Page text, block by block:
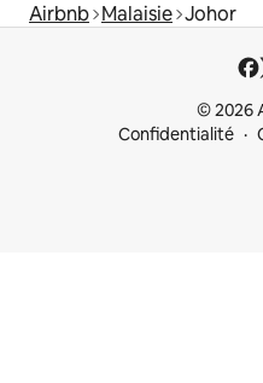
Airbnb Malaisie Johor
© 2026
Confidentialité